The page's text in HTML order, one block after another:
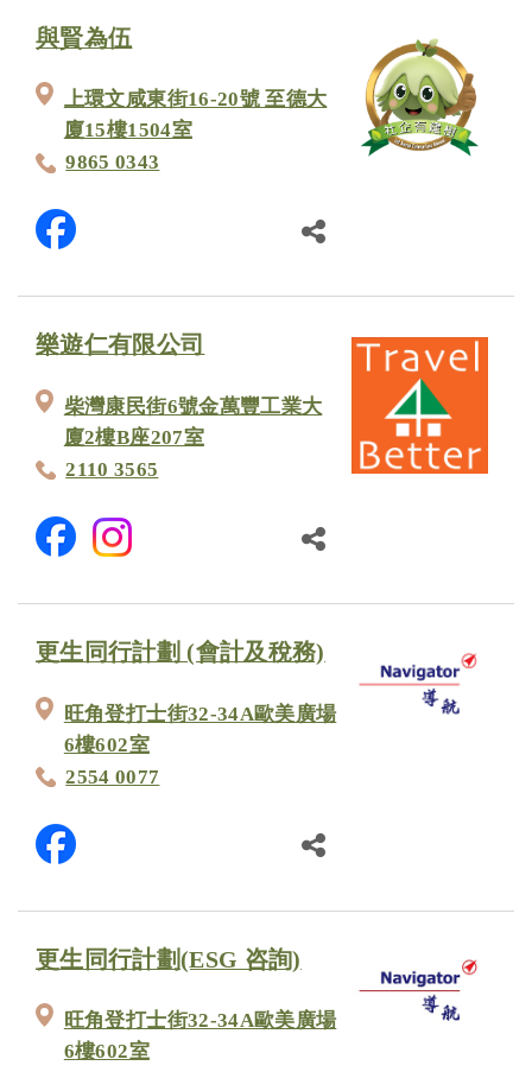
與賢為伍
上環文咸東街16-20號 至德大
廈15樓1504室
9865 0343
樂遊仁有限公司
柴灣康民街6號金萬豐工業大
廈2樓B座207室
2110 3565
更生同行計劃 (會計及稅務)
旺角登打士街32-34A歐美廣場
6樓602室
2554 0077
更生同行計劃(ESG 咨詢)
旺角登打士街32-34A歐美廣場
6樓602室